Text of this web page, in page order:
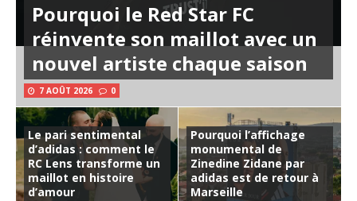
Pourquoi le Red Star FC
réinvente son maillot avec un
nouvel artiste chaque saison
7 AOÛT 2026 0
Le pari sentimental
d’adidas : comment le
RC Lens transforme un
maillot en histoire
d’amour
Pourquoi l’affichage
monumental de
Zinedine Zidane par
adidas est de retour à
Marseille